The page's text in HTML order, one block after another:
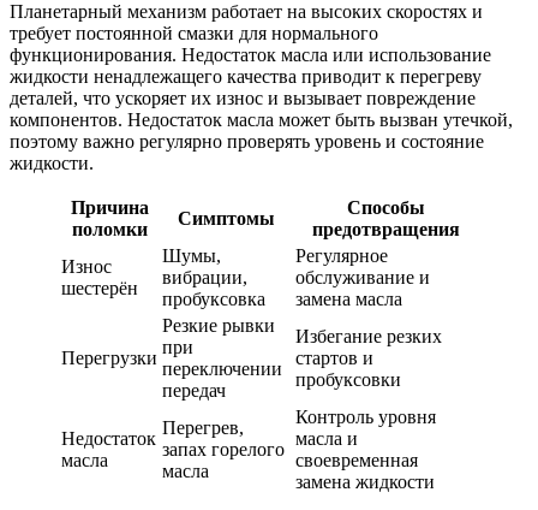
Планетарный механизм работает на высоких скоростях и
требует постоянной смазки для нормального
функционирования. Недостаток масла или использование
жидкости ненадлежащего качества приводит к перегреву
деталей, что ускоряет их износ и вызывает повреждение
компонентов. Недостаток масла может быть вызван утечкой,
поэтому важно регулярно проверять уровень и состояние
жидкости.
Причина
поломки
Симптомы
Способы
предотвращения
Износ
шестерён
Шумы,
вибрации,
пробуксовка
Регулярное
обслуживание и
замена масла
Перегрузки
Резкие рывки
при
переключении
передач
Избегание резких
стартов и
пробуксовки
Недостаток
масла
Перегрев,
запах горелого
масла
Контроль уровня
масла и
своевременная
замена жидкости